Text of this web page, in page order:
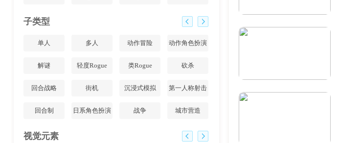
子类型
单人 多人 动作冒险 动作角色扮演
解谜 轻度Rogue 类Rogue 砍杀
回合战略 街机 沉浸式模拟 第一人称射击
回合制 日系角色扮演 战争 城市营造
视觉元素